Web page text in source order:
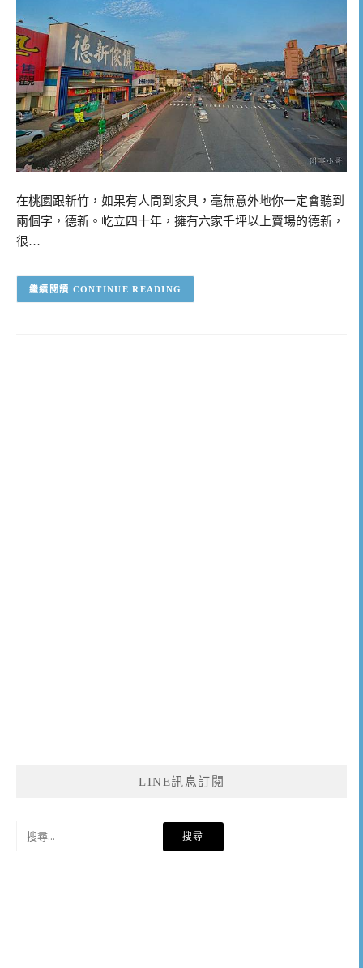
在桃園跟新竹，如果有人問到家具，毫無意外地你一定會聽到
兩個字，德新。屹立四十年，擁有六家千坪以上賣場的德新，
很…
CONTINUE READING
LINE訊息訂閱